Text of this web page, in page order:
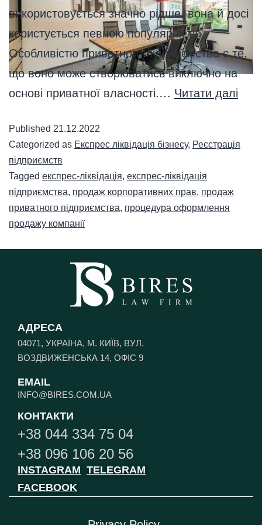
використовується значно рідше, вона й досі
користується певною популярністю.
Особливістю приватного підприємства є те,
що воно може створюватись виключно на
основі приватної власності.… Читати далі
Published 21.12.2022
Categorized as Експрес ліквідація бізнесу, Реєстрація
підприємств
Tagged експрес-ліквідація, експрес-ліквідація
підприємства, продаж корпоративних прав, продаж
приватного підприємства, процедура оформлення
продажу компанії
АДРЕСА
04071, УКРАЇНА, М. КИЇВ, ВУЛ.
ВОЗДВИЖЕНСЬКА 14, ОФІС 9
EMAIL
INFO@BIRES.COM.UA
КОНТАКТИ
+38 044 334 75 04
+38 096 106 20 56
INSTAGRAM TELEGRAM
FACEBOOK